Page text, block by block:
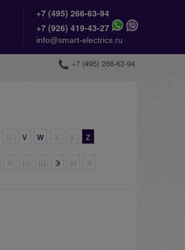
+7 (495) 266-63-94
+7 (926) 419-43-27
info@smart-electrics.ru
+7 (495) 266-63-94
v w
z
э